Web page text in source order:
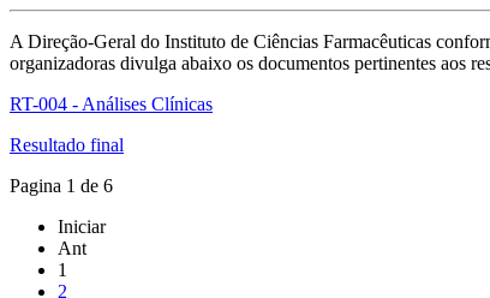
A Direção-Geral do Instituto de Ciências Farmacêuticas
organizadoras divulga abaixo os documentos pertinentes aos
RT-004 - Análises Clínicas
Resultado final
Pagina 1 de 6
Iniciar
Ant
1
2